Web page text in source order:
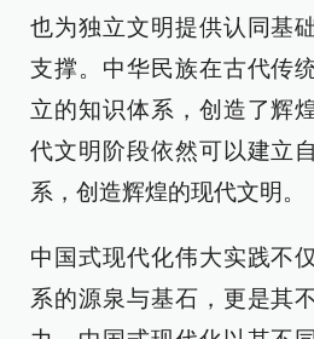
也为独立文明提供认同基
支撑。中华民族在古代传
立的知识体系，创造了辉
代文明阶段依然可以建立
系，创造辉煌的现代文明。
中国式现代化伟大实践不
系的源泉与基石，更是其